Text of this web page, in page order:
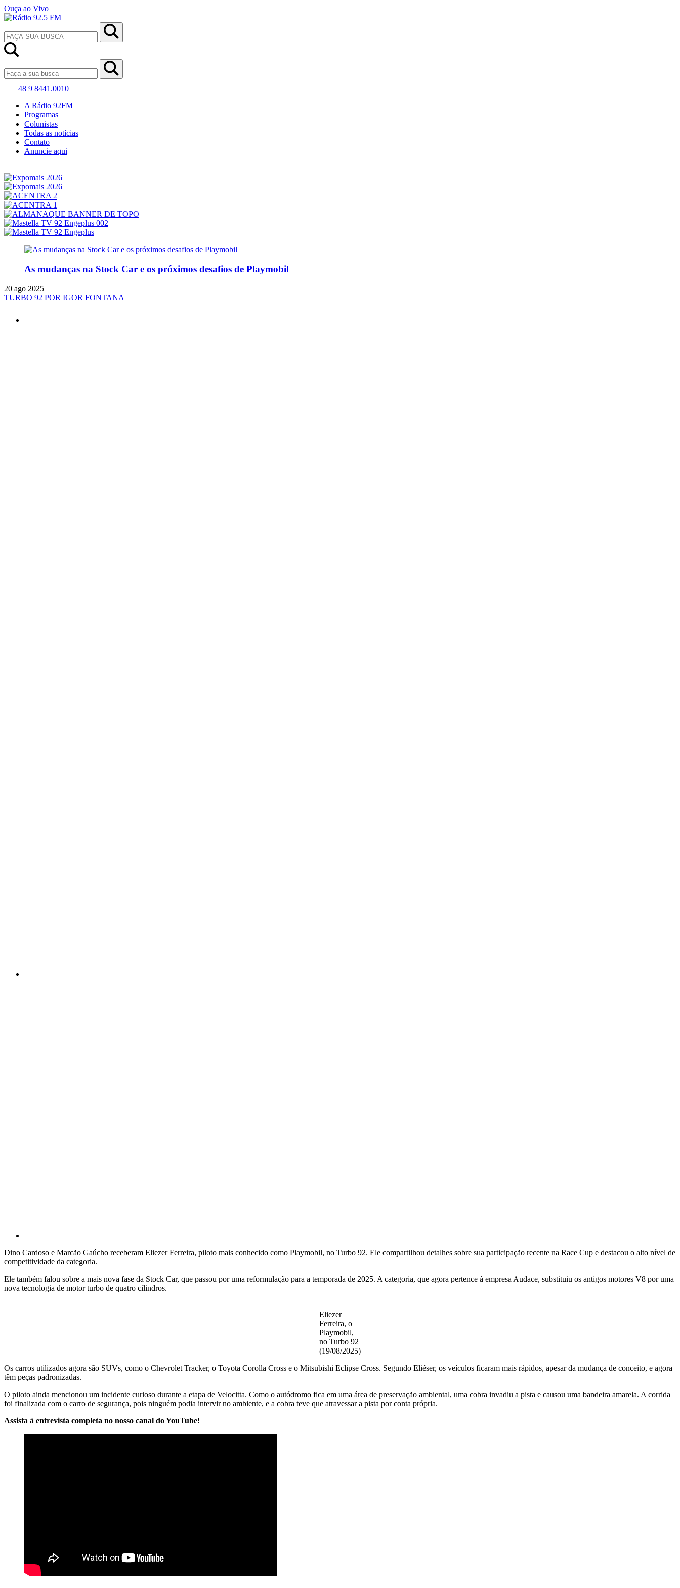
Ouça ao Vivo
48 9 8441.0010
A Rádio 92FM
Programas
Colunistas
Todas as notícias
Contato
Anuncie aqui
As mudanças na Stock Car e os próximos desafios de Playmobil
20 ago 2025
TURBO 92 POR IGOR FONTANA
Dino Cardoso e Marcão Gaúcho receberam Eliezer Ferreira, piloto mais conhecido como Playmobil, no Turbo 92. Ele compartilhou detalhes sobre sua participação recente na Race Cup e destacou o alto nível de
competitividade da categoria.
Ele também falou sobre a mais nova fase da Stock Car, que passou por uma reformulação para a temporada de 2025. A categoria, que agora pertence à empresa Audace, substituiu os antigos motores V8 por uma
nova tecnologia de motor turbo de quatro cilindros.
Eliezer
Ferreira, o
Playmobil,
no Turbo 92
(19/08/2025)
Os carros utilizados agora são SUVs, como o Chevrolet Tracker, o Toyota Corolla Cross e o Mitsubishi Eclipse Cross. Segundo Eliéser, os veículos ficaram mais rápidos, apesar da mudança de conceito, e agora
têm peças padronizadas.
O piloto ainda mencionou um incidente curioso durante a etapa de Velocitta. Como o autódromo fica em uma área de preservação ambiental, uma cobra invadiu a pista e causou uma bandeira amarela. A corrida
foi finalizada com o carro de segurança, pois ninguém podia intervir no ambiente, e a cobra teve que atravessar a pista por conta própria.
Assista à entrevista completa no nosso canal do YouTube!